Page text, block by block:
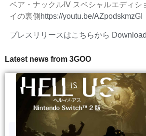
ベア・ナックルⅣ スペシャルエディシ
イの裏側 https://youtu.be/AZpodskmzGI
プレスリリースはこちらから Download
Latest news from 3GOO